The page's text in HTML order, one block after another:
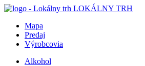
LOKÁLNY TRH
Mapa
Predaj
Výrobcovia
Alkohol